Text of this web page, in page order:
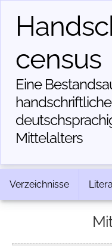
census
Eine
Mittelalters
Verzeichnisse